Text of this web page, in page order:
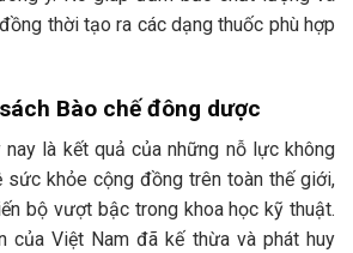
thời tạo ra các dạng thuốc phù hợp
Bào chế đông dược
nay là kết quả của những nỗ lực không
sức khỏe cộng đồng trên toàn thế giới,
bộ vượt bậc trong khoa học kỹ thuật.
của Việt Nam đã kế thừa và phát huy